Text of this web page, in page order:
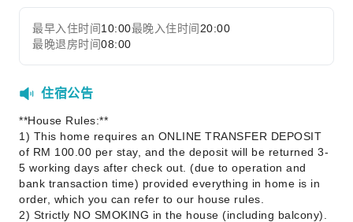
吸烟区
停车场
公共区域监控
安保人员
无障碍设施服务
无障碍通道
展开全部
最早入住时间10:00最晚入住时间 20:00
最晚退房时间08:00
住宿公告
**House Rules:**
1) This home requires an ONLINE TRANSFER DEPOSIT
of RM 100.00 per stay, and the deposit will be returned 3-
5 working days after check out. (due to operation and
bank transaction time) provided everything in home is in
order, which you can refer to our house rules.
2) Strictly NO SMOKING in the house (including balcony).